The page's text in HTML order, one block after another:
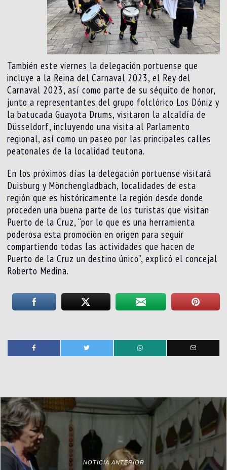
También este viernes la delegación portuense que
incluye a la Reina del Carnaval 2023, el Rey del
Carnaval 2023, así como parte de su séquito de honor,
junto a representantes del grupo folclórico Los Dóniz y
la batucada Guayota Drums, visitaron la alcaldía de
Düsseldorf, incluyendo una visita al Parlamento
regional, así como un paseo por las principales calles
peatonales de la localidad teutona.
En los próximos días la delegación portuense visitará
Duisburg y Mönchengladbach, localidades de esta
región que es históricamente la región desde donde
proceden una buena parte de los turistas que visitan
Puerto de la Cruz, “por lo que es una herramienta
poderosa esta promoción en origen para seguir
compartiendo todas las actividades que hacen de
Puerto de la Cruz un destino único”, explicó el concejal
Roberto Medina.
NOTICIA ANTERIOR